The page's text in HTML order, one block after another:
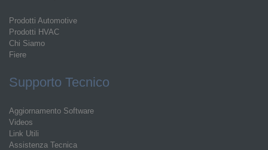
Prodotti Automotive
Prodotti HVAC
Chi Siamo
Fiere
Supporto Tecnico
Aggiornamento Software
Videos
Link Utili
Assistenza Tecnica